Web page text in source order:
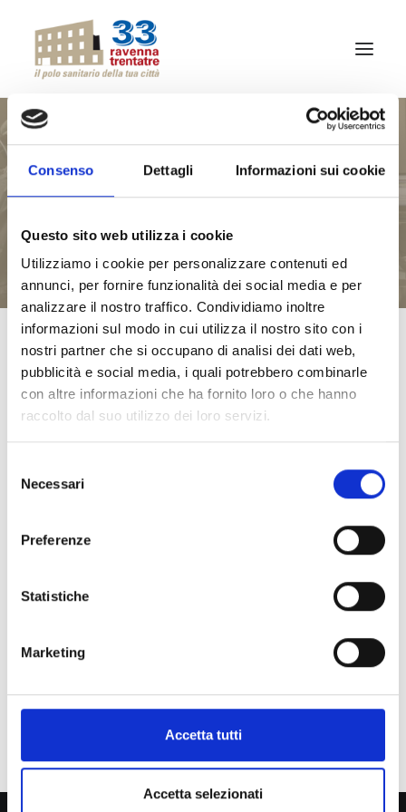
Consenso Dettagli Informazioni sui cookie
Questo sito web utilizza i cookie
Utilizziamo i cookie per personalizzare contenuti ed
annunci, per fornire funzionalità dei social media e per
analizzare il nostro traffico. Condividiamo inoltre
informazioni sul modo in cui utilizza il nostro sito con i
nostri partner che si occupano di analisi dei dati web,
pubblicità e social media, i quali potrebbero combinarle
con altre informazioni che ha fornito loro o che hanno
raccolto dal suo utilizzo dei loro servizi.
delNecessari
Preferenze
Statistiche
Marketing
Accetta tutti
Accetta selezionati
QUALITÀ
ATTIVITÀ
PROFESSIONISTI
SPECIALITÀ
NEWS
RITIRO REFERTI ONLINE
CONTATTI
EMATOLOGIA GENERALE